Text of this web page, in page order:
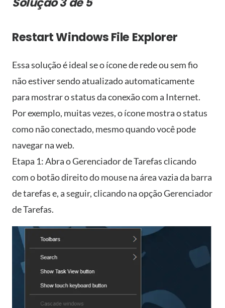
Restart Windows File Explorer
Essa solução é ideal se o ícone de rede ou sem fio
não estiver sendo atualizado automaticamente
para mostrar o status da conexão com a Internet.
Por exemplo, muitas vezes, o ícone mostra o status
como não conectado, mesmo quando você pode
navegar na web.
Etapa 1: Abra o Gerenciador de Tarefas clicando
com o botão direito do mouse na área vazia da barra
de tarefas e, a seguir, clicando na opção Gerenciador
de Tarefas.